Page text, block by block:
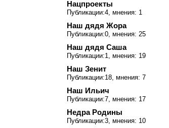
Нацпроекты
Публикации:4, мнения: 1
Наш дядя Жора
Публикации:0, мнения: 25
Наш дядя Саша
Публикации:1, мнения: 19
Наш Зенит
Публикации:18, мнения: 7
Наш Ильич
Публикации:7, мнения: 17
Недра Родины
Публикации:3, мнения: 10